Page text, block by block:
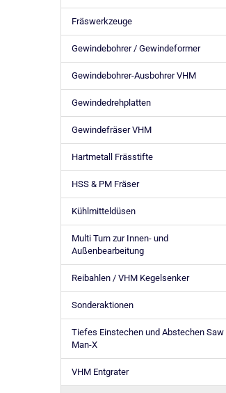
Fräswerkzeuge
Gewindebohrer / Gewindeformer
Gewindebohrer-Ausbohrer VHM
Gewindedrehplatten
Gewindefräser VHM
Hartmetall Frässtifte
HSS & PM Fräser
Kühlmitteldüsen
Multi Turn zur Innen- und
Außenbearbeitung
Reibahlen / VHM Kegelsenker
Sonderaktionen
Tiefes Einstechen und Abstechen Saw
Man-X
VHM Entgrater